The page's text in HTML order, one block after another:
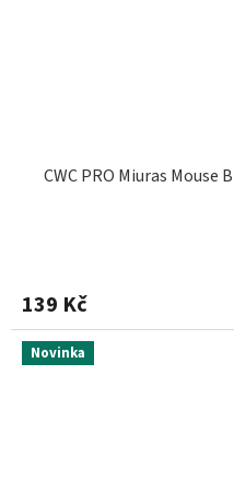
CWC PRO Miuras
139 Kč
Novinka